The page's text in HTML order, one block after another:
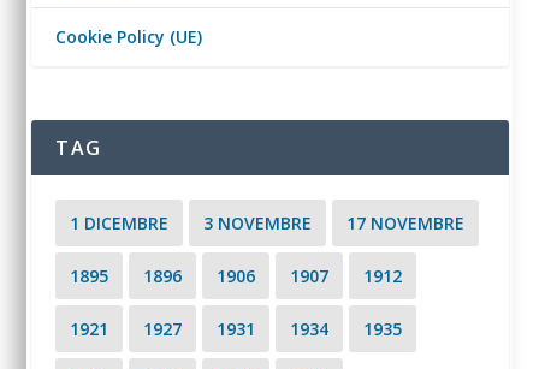
Cookie Policy (UE)
TAG
1 DICEMBRE 3 NOVEMBRE 17 NOVEMBRE
1895 1896 1906 1907 1912
1921 1927 1931 1934 1935